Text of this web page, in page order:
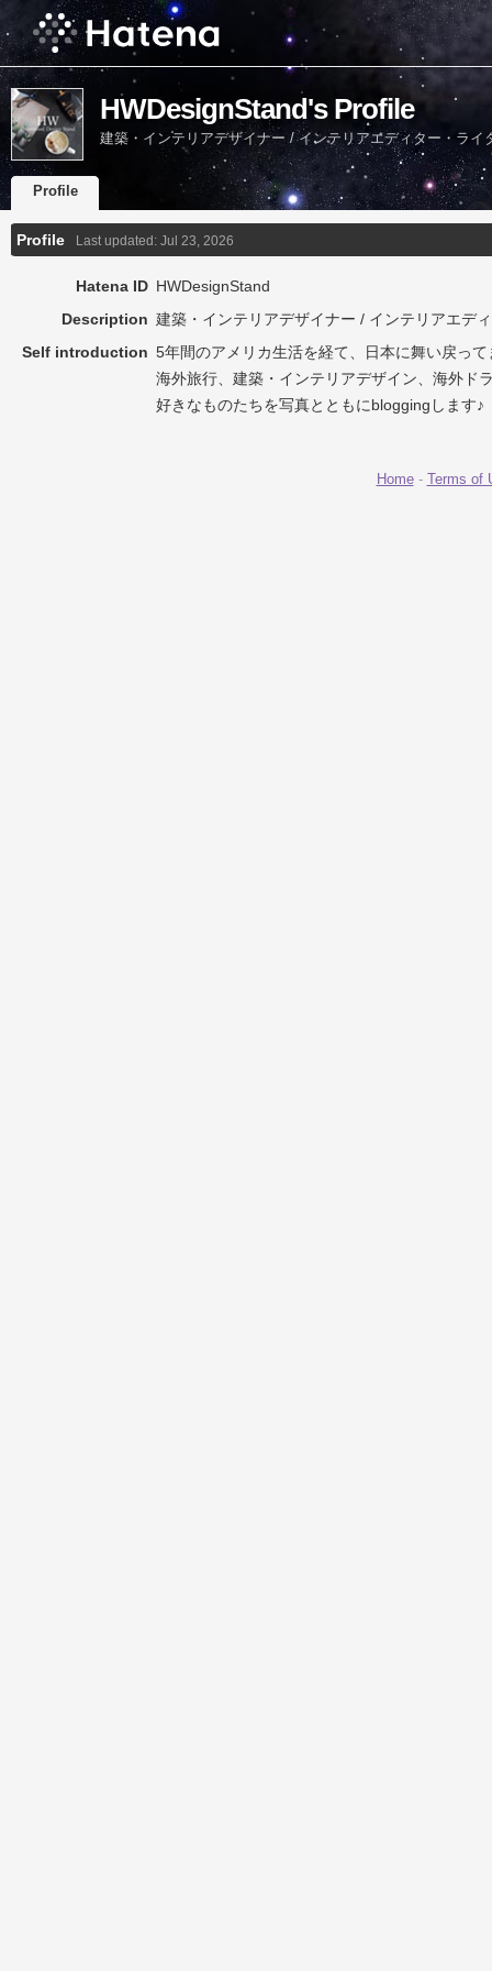
HWDesignStand's Profile
建築・インテリアデザイナー / インテリアエディター・ライ
Profile
Profile Last updated: Jul 23, 2026
Hatena ID HWDesignStand
Description 建築・インテリアデザイナー / インテリアエデ
Self introduction 5年間のアメリカ生活を経て、日本に舞い戻っ
海外旅行、建築・インテリアデザイン、海外ド
好きなものたちを写真とともにbloggingします♪
Home- Terms of